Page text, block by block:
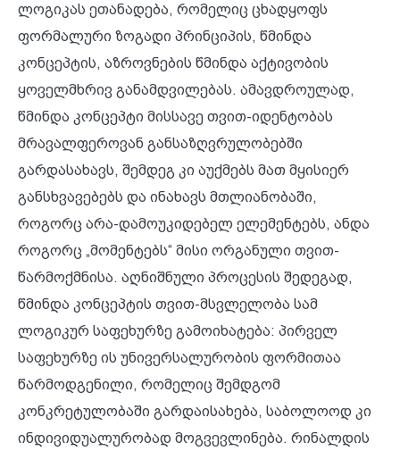
ლოგიკას ეთანადება, რომელიც ცხადყოფს
ფორმალური ზოგადი პრინციპის, წმინდა
კონცეპტის, აზროვნების წმინდა აქტივობის
ყოველმხრივ განამდვილებას. ამავდროულად,
წმინდა კონცეპტი მისსავე თვით-იდენტობას
მრავალფეროვან განსაზღვრულობებში
გარდასახავს, შემდეგ კი აუქმებს მათ მყისიერ
განსხვავებებს და ინახავს მთლიანობაში,
როგორც არა-დამოუკიდებელ ელემენტებს, ანდა
როგორც „მომენტებს“ მისი ორგანული თვით-
წარმოქმნისა. აღნიშნული პროცესის შედეგად,
წმინდა კონცეპტის თვით-მსვლელობა სამ
ლოგიკურ საფეხურზე გამოიხატება: პირველ
საფეხურზე ის უნივერსალურობის ფორმითაა
წარმოდგენილი, რომელიც შემდგომ
კონკრეტულობაში გარდაისახება, საბოლოოდ კი
ინდივიდუალურობად მოგვევლინება. რინალდის